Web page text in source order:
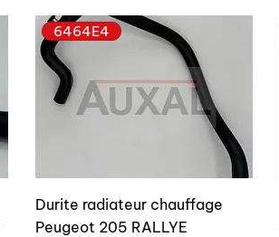
6464E4
Durite radiateur chauffage
Peugeot 205 RALLYE